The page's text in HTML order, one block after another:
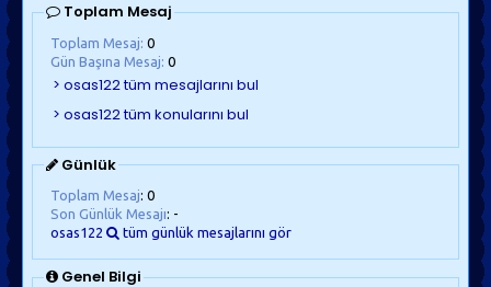
Toplam Mesaj
Toplam Mesaj: 0
Gün Başına Mesaj: 0
Günlük
Toplam Mesaj: 0
Son Günlük Mesajı : -
osas122
tüm günlük mesajlarını gör
Genel Bilgi